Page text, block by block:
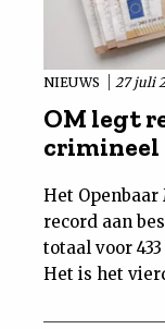
NIEUWS 27 juli
OM legt
crimineel
Het
record aan
totaal voor
Het is het